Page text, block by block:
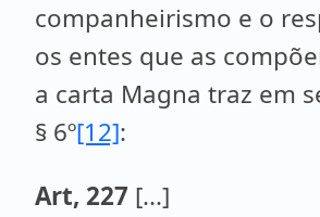
companheirismo e o
os entes que as
a carta Magna traz em
§ 6º[12]:
Art, 227 [...]